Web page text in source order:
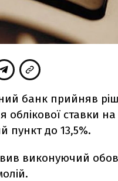
банк прийняв
облікової ставки на
пункт до 13,5%.
виконуючий